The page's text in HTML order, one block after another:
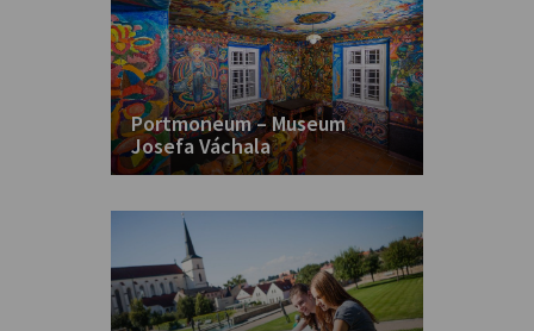
Portmoneum – Museum
Josefa Váchala